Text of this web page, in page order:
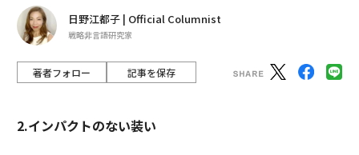
日野江都子 | Official Columnist
戦略非言語研究家
著者フォロー 記事を保存
2.インパクトのない装い